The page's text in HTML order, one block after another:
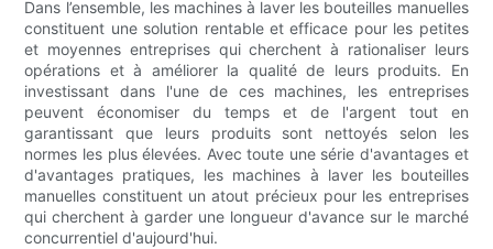
Dans l’ensemble, les machines à laver les bouteilles manuelles
constituent une solution rentable et efficace pour les petites
et moyennes entreprises qui cherchent à rationaliser leurs
opérations et à améliorer la qualité de leurs produits. En
investissant dans l'une de ces machines, les entreprises
peuvent économiser du temps et de l'argent tout en
garantissant que leurs produits sont nettoyés selon les
normes les plus élevées. Avec toute une série d'avantages et
d'avantages pratiques, les machines à laver les bouteilles
manuelles constituent un atout précieux pour les entreprises
qui cherchent à garder une longueur d'avance sur le marché
concurrentiel d'aujourd'hui.